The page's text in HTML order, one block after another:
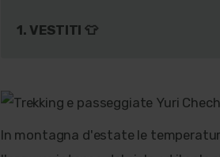
1. VESTITI 👕
In montagna d'estate le